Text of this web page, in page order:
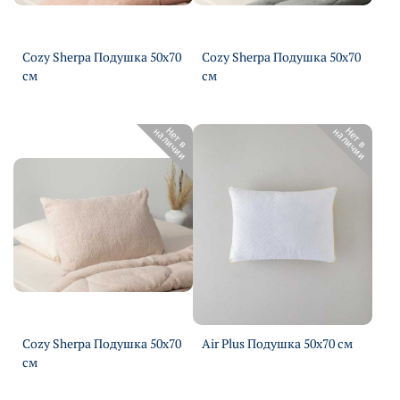
Cozy Sherpa Подушка 50х70
см
Cozy Sherpa Подушка 50х70
см
Н
е
т
в
н
а
л
и
ч
и
и
Cozy Sherpa Подушка 50х70
см
Н
е
т
в
н
а
л
и
ч
и
и
Air Plus Подушка 50х70 см